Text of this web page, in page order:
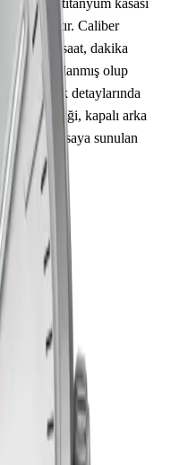
Caliber
bu saat, saat, dakika
tasarlanmış olup
Teknik detaylarında
yüksekliği, kapalı arka
olarak piyasaya sunulan